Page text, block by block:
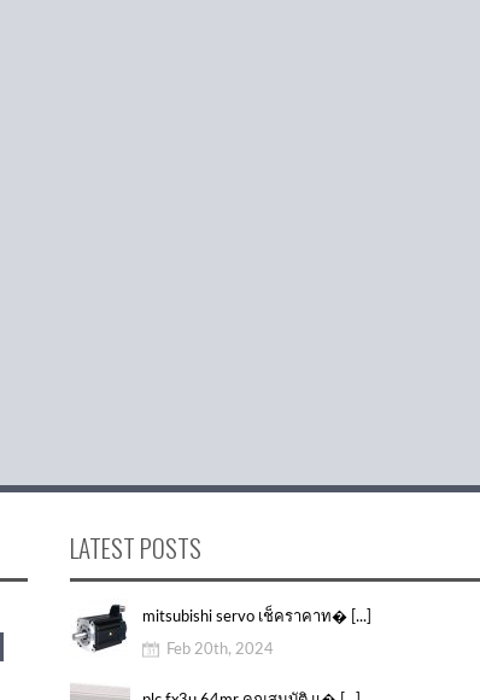
LATEST POSTS
mitsubishi servo เช็คราคาท� [...]
Feb 20th, 2024